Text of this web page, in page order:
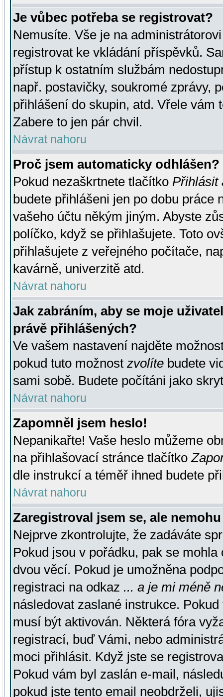
Je vůbec potřeba se registrovat?
Nemusíte. Vše je na
registrovat ke vkládání příspěvků.
přístup k ostatním službám
např. postavičky, soukromé zprávy,
přihlášení do skupin, atd. Vřele vám
Zabere to jen pár chvil.
Návrat nahoru
Proč jsem automaticky odhlášen?
Pokud nezaškrtnete tlačítko Přihlásit
budete přihlášeni jen po dobu práce
vašeho účtu někým jiným. Abyste
políčko, když se přihlašujete. Toto
přihlašujete z veřejného počítače,
kavárně, univerzitě atd.
Návrat nahoru
Jak zabráním, aby se moje
právě přihlášených?
Ve vašem nastavení najděte
pokud tuto možnost zvolíte budete
sami sobě. Budete počítáni jako
Návrat nahoru
Zapomněl jsem heslo!
Nepanikařte! Vaše heslo můžeme
na přihlašovací stránce tlačítko
dle instrukcí a téměř ihned budete
Návrat nahoru
Zaregistroval jsem se, ale
Nejprve zkontrolujte, že zadáváte
Pokud jsou v pořádku, pak se
dvou věcí. Pokud je umožněna
registraci na odkaz ... a je mi méně
následovat zaslané instrukce.
musí být aktivován. Některá fóra
registrací, buď Vámi, nebo
moci přihlásit. Když jste se
Pokud vám byl zaslán e-mail,
pokud jste tento email neobdrželi,